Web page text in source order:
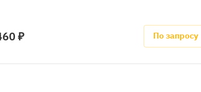
₽ По запросу